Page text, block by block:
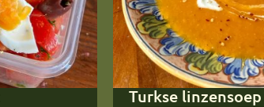
Turkse linzensoep